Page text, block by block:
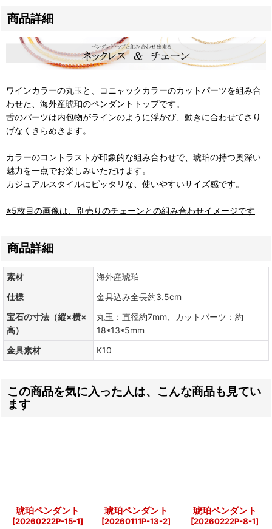
商品詳細
ワインカラーの丸玉と、コニャックカラーのカットパーツを組み合
わせた、海外産琥珀のペンダントトップです。
舌のパーツは内包物がラインのように浮かび、動きに合わせてさり
げなくきらめきます。
カラーのコントラストが印象的な組み合わせで、琥珀の持つ奥深い
魅力を一点でお楽しみいただけます。
カジュアルスタイルにピッタリな、使いやすいサイズ感です。
※5枚目の画像は、別売りのチェーンとの組み合わせイメージです
商品詳細
素材
海外産琥珀
仕様
金具込み全長約3.5cm
宝石の寸法（縦×横×
高）
丸玉：直径約7mm、カットパーツ：約
18*13*5mm
金具素材
K10
この商品を気に入った人は、こんな商品も見てい
ます
琥珀ペンダント
[20260222P-15-1]
琥珀ペンダント
[20260111P-13-2]
琥珀ペンダント
[20260222P-8-1]